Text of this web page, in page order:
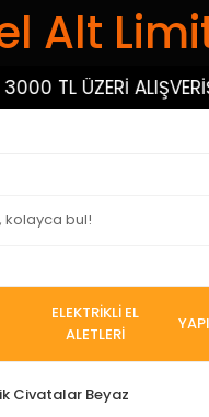
Alt
TL ÜZERİ
ELEKTRİKLİ EL
ALETLERİ
Civatalar Beyaz